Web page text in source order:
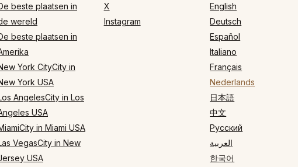
beste plaatsen in
wereld
beste plaatsen in
York CityCity in
York USA
AngelesCity in Los
USA
in Miami USA
VegasCity in New
USA
X
Instagram
English
Deutsch
Español
Italiano
Français
Nederlands
日本語
中文
Русский
العربية
한국어